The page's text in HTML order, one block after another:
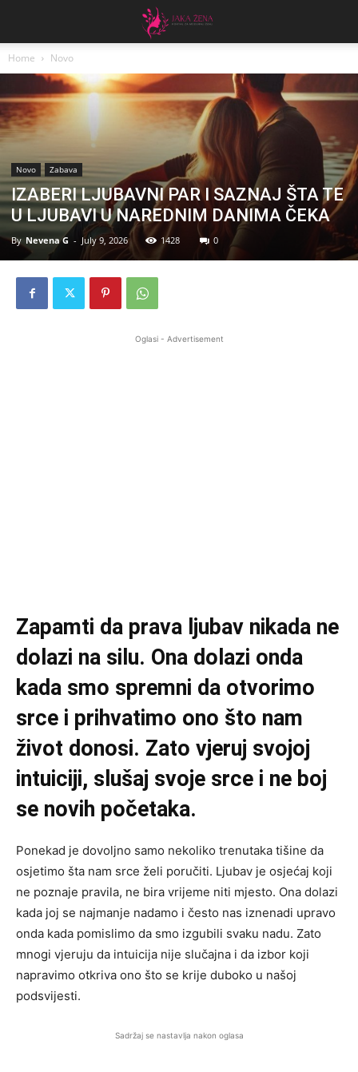
Home Novo
Novo Zabava
IZABERI LJUBAVNI PAR I SAZNAJ ŠTA TE
U LJUBAVI U NAREDNIM DANIMA ČEKA
By Nevena G - July 9, 2026 1428 0
Oglasi - Advertisement
Zapamti da prava ljubav nikada ne
dolazi na silu. Ona dolazi onda
kada smo spremni da otvorimo
srce i prihvatimo ono što nam
život donosi. Zato vjeruj svojoj
intuiciji, slušaj svoje srce i ne boj
se novih početaka.
Ponekad je dovoljno samo nekoliko trenutaka tišine da
osjetimo šta nam srce želi poručiti. Ljubav je osjećaj koji
ne poznaje pravila, ne bira vrijeme niti mjesto. Ona dolazi
kada joj se najmanje nadamo i često nas iznenadi upravo
onda kada pomislimo da smo izgubili svaku nadu. Zato
mnogi vjeruju da intuicija nije slučajna i da izbor koji
napravimo otkriva ono što se krije duboko u našoj
podsvijesti.
Sadržaj se nastavlja nakon oglasa